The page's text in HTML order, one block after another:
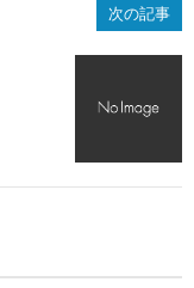
次の記事